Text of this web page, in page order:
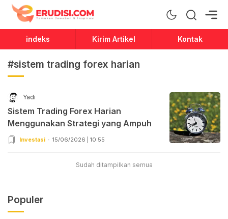
Erudisi
Temukan Jawaban dan Inspirasi
indeks Kirim Artikel Kontak
#sistem trading forex harian
Yadi
Sistem Trading Forex Harian
Menggunakan Strategi yang Ampuh
Investasi 15/06/2026 | 10:55
Sudah ditampilkan semua
Populer